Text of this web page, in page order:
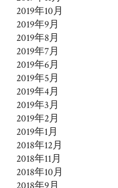
2019年10月
2019年9月
2019年8月
2019年7月
2019年6月
2019年5月
2019年4月
2019年3月
2019年2月
2019年1月
2018年12月
2018年11月
2018年10月